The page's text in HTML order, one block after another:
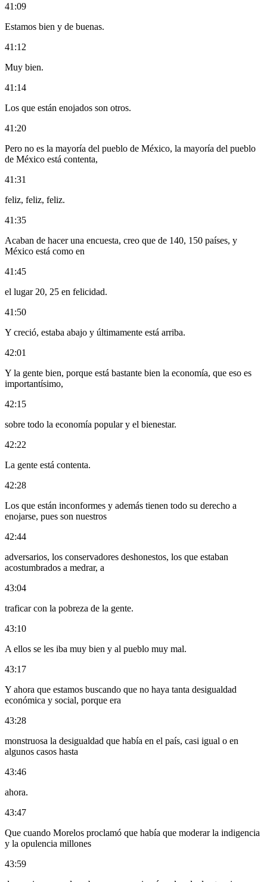
41:09
Estamos bien y de buenas.
41:12
Muy bien.
41:14
Los que están enojados son otros.
41:20
Pero no es la mayoría del pueblo de México, la mayoría del pueblo
de México está contenta,
41:31
feliz, feliz, feliz.
41:35
Acaban de hacer una encuesta, creo que de 140, 150 países, y
México está como en
41:45
el lugar 20, 25 en felicidad.
41:50
Y creció, estaba abajo y últimamente está arriba.
42:01
Y la gente bien, porque está bastante bien la economía, que eso es
importantísimo,
42:15
sobre todo la economía popular y el bienestar.
42:22
La gente está contenta.
42:28
Los que están inconformes y además tienen todo su derecho a
enojarse, pues son nuestros
42:44
adversarios, los conservadores deshonestos, los que estaban
acostumbrados a medrar, a
43:04
traficar con la pobreza de la gente.
43:10
A ellos se les iba muy bien y al pueblo muy mal.
43:17
Y ahora que estamos buscando que no haya tanta desigualdad
económica y social, porque era
43:28
monstruosa la desigualdad que había en el país, casi igual o en
algunos casos hasta
43:46
ahora.
43:47
Que cuando Morelos proclamó que había que moderar la indigencia
y la opulencia millones
43:59